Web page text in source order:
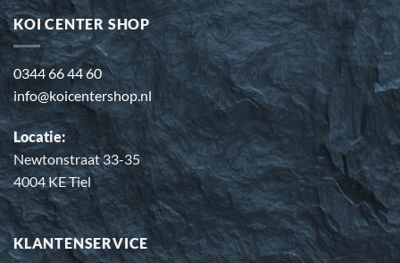
KOI CENTER SHOP
0344 66 44 60
info@koicentershop.nl
Locatie:
Newtonstraat 33-35
4004 KE Tiel
KLANTENSERVICE